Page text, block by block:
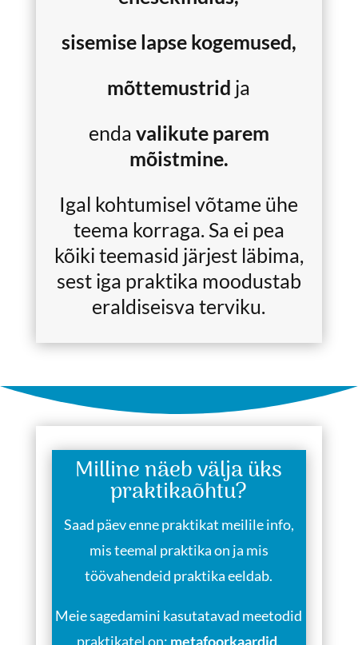
sisemise lapse kogemused,
mõttemustrid ja
enda valikute parem
mõistmine.
Igal kohtumisel võtame ühe
teema korraga. Sa ei pea
kõiki teemasid järjest läbima,
sest iga praktika moodustab
eraldiseisva terviku.
Milline näeb välja üks
praktikaõhtu?
Saad päev enne praktikat meilile info,
mis teemal praktika on ja mis
töövahendeid praktika eeldab.
Meie sagedamini kasutatavad meetodid
praktikatel on: metafoorkaardid,